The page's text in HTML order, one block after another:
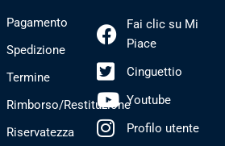
Pagamento
Spedizione
Termine
Rimborso/Restituzione
Riservatezza
Fai clic su Mi
Piace
Cinguettio
Youtube
Profilo utente